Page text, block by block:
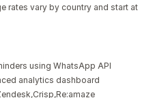
Chatflyter
rates vary by country and start at
using WhatsApp API
analytics dashboard